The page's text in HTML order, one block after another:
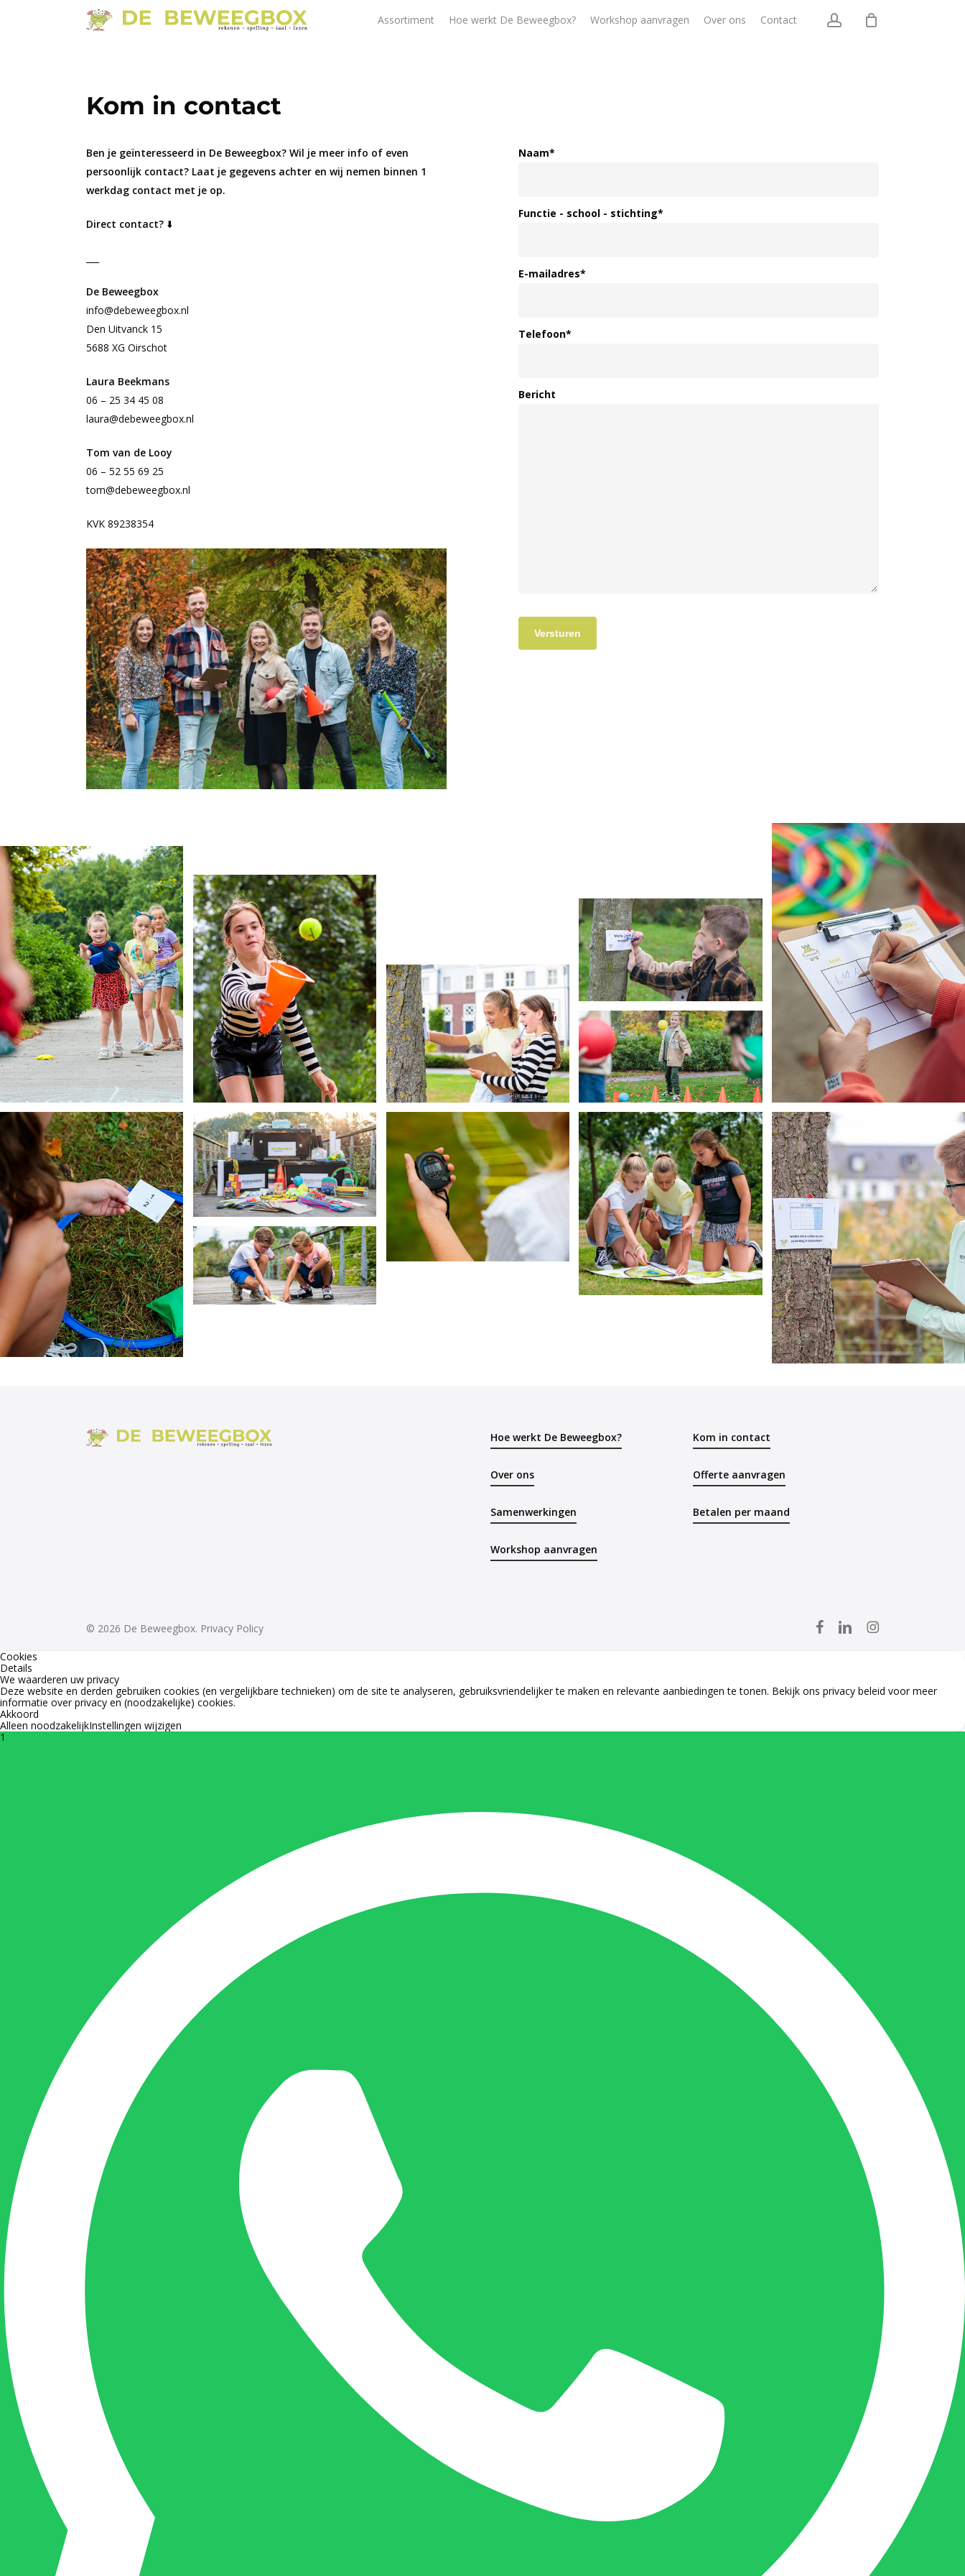
Assortiment Hoe werkt De Beweegbox? Workshop aanvragen Over ons Contact account
Kom in contact
Ben je geïnteresseerd in De Beweegbox? Wil je meer info of even
persoonlijk contact? Laat je gegevens achter en wij nemen binnen 1
werkdag contact met je op.
Direct contact? ⬇️
De Beweegbox
info@debeweegbox.nl
Den Uitvanck 15
5688 XG Oirschot
Laura Beekmans
06 – 25 34 45 08
laura@debeweegbox.nl
Tom van de Looy
06 – 52 55 69 25
tom@debeweegbox.nl
KVK 89238354
Naam*
Functie - school - stichting*
E-mailadres*
Telefoon*
Bericht
Versturen
Hoe werkt De Beweegbox?
Over ons
Samenwerkingen
Workshop aanvragen
Kom in contact
Offerte aanvragen
Betalen per maand
© 2026 De Beweegbox. Privacy Policy facebooklinkedininstagram
Cookies
Details
We waarderen uw privacy
Deze website en derden gebruiken cookies (en vergelijkbare technieken) om de site te analyseren, gebruiksvriendelijker te maken en relevante aanbiedingen te tonen. Bekijk ons privacy beleid voor meer
informatie over privacy en (noodzakelijke) cookies.
Akkoord
Alleen noodzakelijkInstellingen wijzigen
1